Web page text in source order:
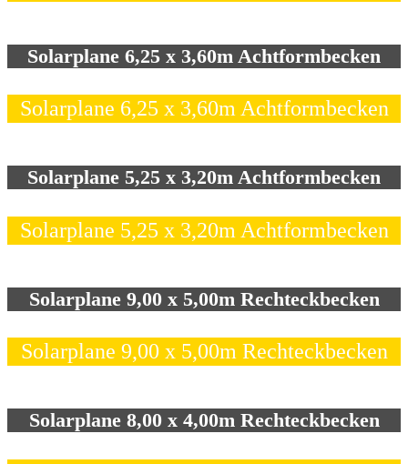
Solarplane 6,25 x 3,60m Achtformbecken
Solarplane 6,25 x 3,60m Achtformbecken
Solarplane 5,25 x 3,20m Achtformbecken
Solarplane 5,25 x 3,20m Achtformbecken
Solarplane 9,00 x 5,00m Rechteckbecken
Solarplane 9,00 x 5,00m Rechteckbecken
Solarplane 8,00 x 4,00m Rechteckbecken